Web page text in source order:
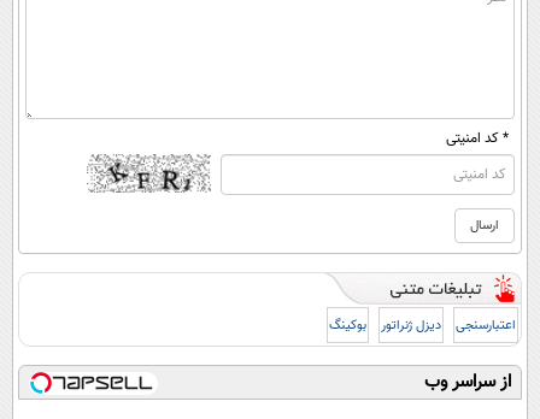
* کد امنیتی
اعتبارسنجی دیزل ژنراتور بوکینگ
از سراسر وب